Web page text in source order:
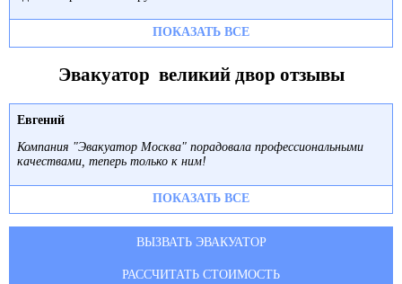
ПОКАЗАТЬ ВСЕ
Эвакуатор великий двор отзывы
Евгений
Компания "Эвакуатор Москва" порадовала профессиональными
качествами, теперь только к ним!
ПОКАЗАТЬ ВСЕ
ВЫЗВАТЬ ЭВАКУАТОР
РАССЧИТАТЬ СТОИМОСТЬ